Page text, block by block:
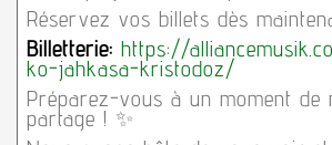
Réservez vos billets dès
Billetterie: https://
ko-jahkasa-kristodoz/
Préparez-vous à un moment de
partage ! ✨